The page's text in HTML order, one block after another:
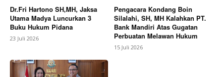
Dr.Fri Hartono SH,MH, Jaksa
Utama Madya Luncurkan 3
Buku Hukum Pidana
23 Juli 2026
Pengacara Kondang Boin
Silalahi, SH, MH Kalahkan PT.
Bank Mandiri Atas Gugatan
Perbuatan Melawan Hukum
15 Juli 2026